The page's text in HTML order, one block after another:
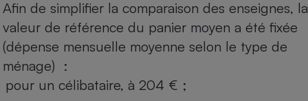
Afin de simplifier la comparaison des enseignes, la
valeur de référence du panier moyen a été fixée
(dépense mensuelle moyenne selon le type de
ménage) :
pour un célibataire, à 204 € ;